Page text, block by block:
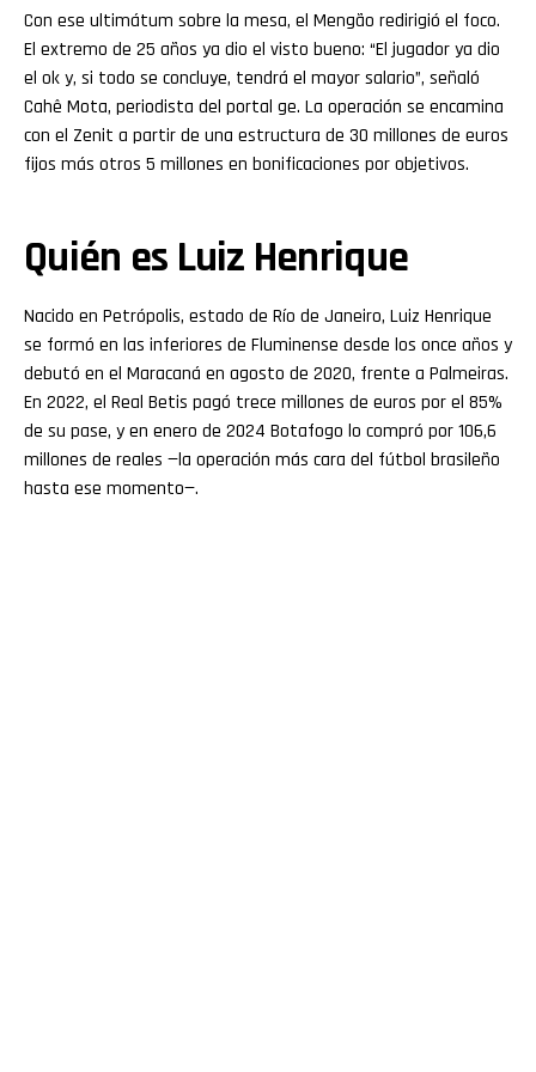
Con ese ultimátum sobre la mesa, el Mengão redirigió el foco.
El extremo de 25 años ya dio el visto bueno: “El jugador ya dio
el ok y, si todo se concluye, tendrá el mayor salario”, señaló
Cahê Mota, periodista del portal ge. La operación se encamina
con el Zenit a partir de una estructura de 30 millones de euros
fijos más otros 5 millones en bonificaciones por objetivos.
Quién es Luiz Henrique
Nacido en Petrópolis, estado de Río de Janeiro, Luiz Henrique
se formó en las inferiores de Fluminense desde los once años y
debutó en el Maracaná en agosto de 2020, frente a Palmeiras.
En 2022, el Real Betis pagó trece millones de euros por el 85%
de su pase, y en enero de 2024 Botafogo lo compró por 106,6
millones de reales —la operación más cara del fútbol brasileño
hasta ese momento—.